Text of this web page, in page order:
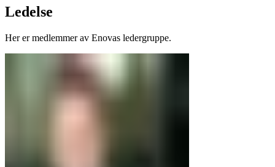
Ledelse
Her er medlemmer av Enovas ledergruppe.